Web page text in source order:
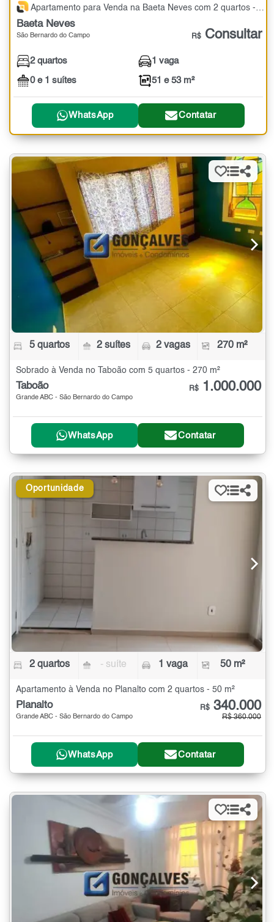
Apartamento para Venda na Baeta Neves com 2 quartos - 51 e 53 m²
Baeta Neves
São Bernardo do Campo R$ Consultar
2 quartos
0 e 1 suítes
1 vaga
51 e 53 m²
WhatsApp Contatar
5 quartos 2 suítes 2 vagas 270 m²
Sobrado à Venda no Taboão com 5 quartos - 270 m²
Taboão
Grande ABC - São Bernardo do Campo
R$ 1.000.000
WhatsApp Contatar
Oportunidade
2 quartos - suíte 1 vaga 50 m²
Apartamento à Venda no Planalto com 2 quartos - 50 m²
Planalto
Grande ABC - São Bernardo do Campo
R$ 340.000
R$ 360.000
WhatsApp Contatar